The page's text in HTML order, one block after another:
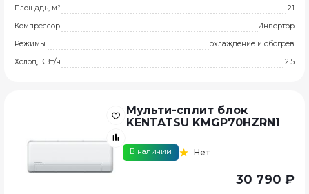
Площадь, м²
21
Компрессор
Инвертор
Режимы
охлаждение и обогрев
Холод, КВт/ч
2.5
Мульти-сплит блок
KENTATSU KMGP70HZRN1
В наличии Нет
30 790 ₽